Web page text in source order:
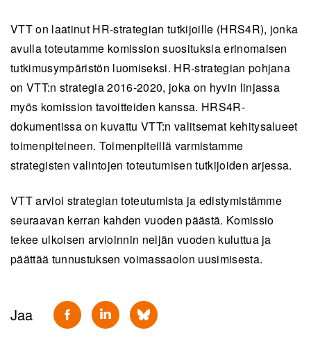
VTT on laatinut HR-strategian tutkijoille (HRS4R), jonka
avulla toteutamme komission suosituksia erinomaisen
tutkimusympäristön luomiseksi. HR-strategian pohjana
on VTT:n strategia 2016-2020, joka on hyvin linjassa
myös komission tavoitteiden kanssa. HRS4R-
dokumentissa on kuvattu VTT:n valitsemat kehitysalueet
toimenpiteineen. Toimenpiteillä varmistamme
strategisten valintojen toteutumisen tutkijoiden arjessa.
VTT arvioi strategian toteutumista ja edistymistämme
seuraavan kerran kahden vuoden päästä. Komissio
tekee ulkoisen arvioinnin neljän vuoden kuluttua ja
päättää tunnustuksen voimassaolon uusimisesta.
Jaa